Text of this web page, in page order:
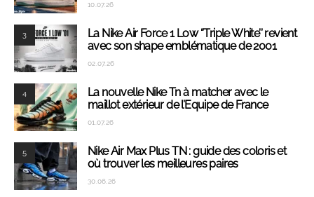
10.07.26
3
La Nike Air Force 1 Low ‘’Triple White’’ revient
avec son shape emblématique de 2001
02.07.26
4
La nouvelle Nike Tn à matcher avec le
maillot extérieur de l’Equipe de France
01.07.26
5
Nike Air Max Plus TN : guide des coloris et
où trouver les meilleures paires
30.06.26